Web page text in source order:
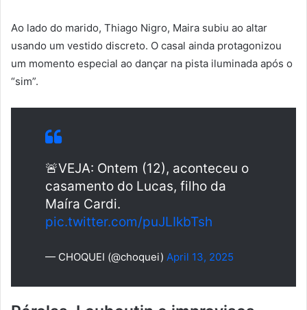
Ao lado do marido, Thiago Nigro, Maira subiu ao altar
usando um vestido discreto. O casal ainda protagonizou
um momento especial ao dançar na pista iluminada após o
“sim”.
🚨VEJA: Ontem (12), aconteceu o
casamento do Lucas, filho da
Maíra Cardi.
pic.twitter.com/puJLIkbTsh
— CHOQUEI (@choquei) April 13, 2025